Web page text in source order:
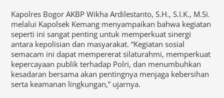
Kapolres Bogor AKBP Wikha Ardilestanto, S.H., S.I.K., M.Si.
melalui Kapolsek Kemang menyampaikan bahwa kegiatan
seperti ini sangat penting untuk memperkuat sinergi
antara kepolisian dan masyarakat. “Kegiatan sosial
semacam ini dapat mempererat silaturahmi, memperkuat
kepercayaan publik terhadap Polri, dan menumbuhkan
kesadaran bersama akan pentingnya menjaga kebersihan
serta keamanan lingkungan,” ujarnya.